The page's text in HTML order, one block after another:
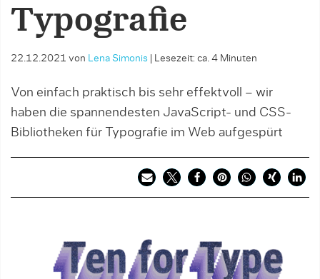
Typografie
22.12.2021 von Lena Simonis Lesezeit: ca. 4 Minuten
Von einfach praktisch bis sehr effektvoll – wir
haben die spannendesten JavaScript- und CSS-
Bibliotheken für Typografie im Web aufgespürt